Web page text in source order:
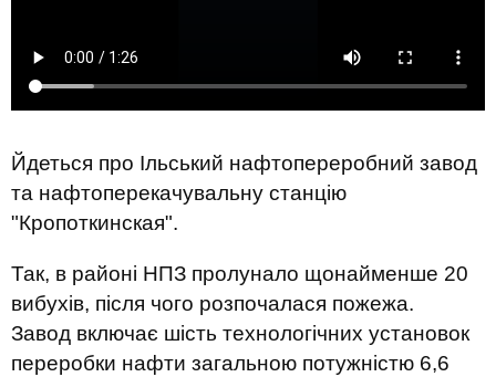
Йдеться про Ільський нафтопереробний завод
та нафтоперекачувальну станцію
"Кропоткинская".
Так, в районі НПЗ пролунало щонайменше 20
вибухів, після чого розпочалася пожежа.
Завод включає шість технологічних установок
переробки нафти загальною потужністю 6,6